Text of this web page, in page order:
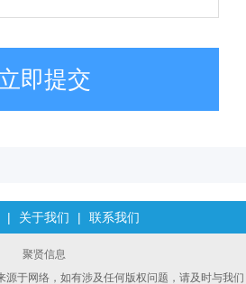
即提交
| 关于我们 | 联系我们
聚贤信息
源于网络，如有涉及任何版权问题，请及时与我们